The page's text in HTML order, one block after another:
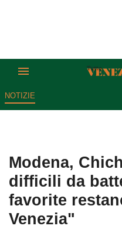
NOTIZIE
Modena,
difficili da
favorite
Venezia"